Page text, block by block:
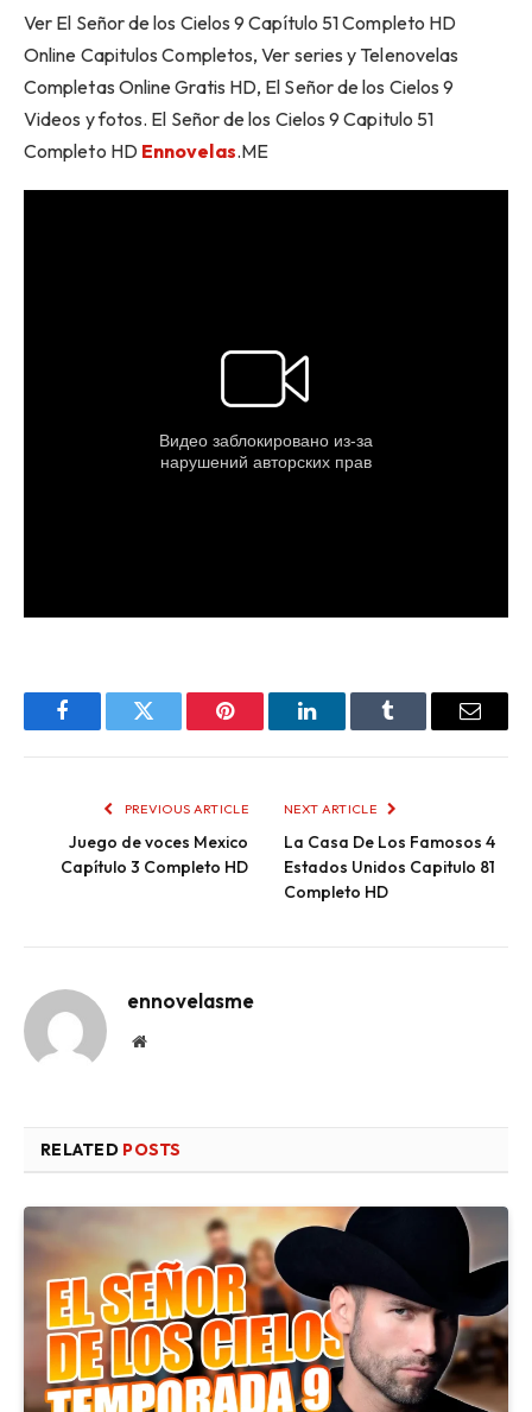
Ver El Señor de los Cielos 9 Capítulo 51 Completo HD
Online Capitulos Completos, Ver series y Telenovelas
Completas Online Gratis HD, El Señor de los Cielos 9
Videos y fotos. El Señor de los Cielos 9 Capitulo 51
Completo HD Ennovelas.ME
FacebookTwitter Pinterest LinkedInTumblr Email
PREVIOUS ARTICLE
Juego de voces Mexico
Capítulo 3 Completo HD
NEXT ARTICLE
La Casa De Los Famosos 4
Estados Unidos Capitulo 81
Completo HD
ennovelasme
Website
RELATED POSTS